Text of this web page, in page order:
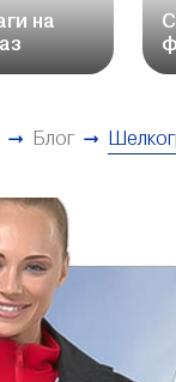
на
Блог